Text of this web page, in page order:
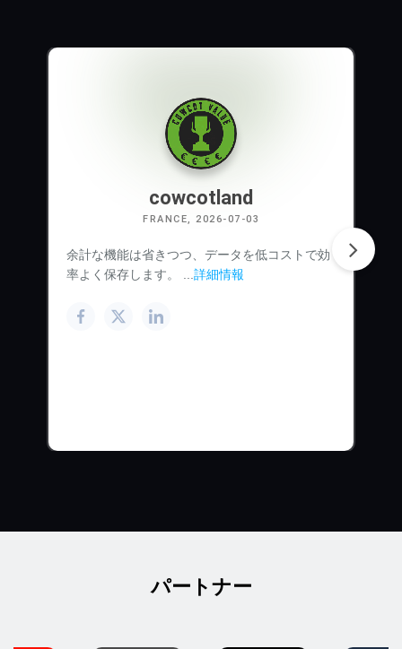
cowcotland
FRANCE, 2026-07-03
余計な機能は省きつつ、データを低コストで効
率よく保存します。 ... 詳細情報
パートナー